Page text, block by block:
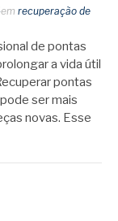
em recuperação de
de pontas
a vida útil
pontas
ser mais
novas. Esse